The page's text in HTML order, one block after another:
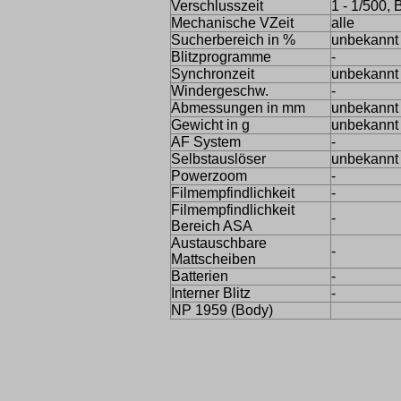
Verschlusszeit
1 - 1/500,
Mechanische VZeit
alle
Sucherbereich in %
unbekannt
Blitzprogramme
-
Synchronzeit
unbekannt
Windergeschw.
-
Abmessungen in mm
unbekannt
Gewicht in g
unbekannt
AF System
-
Selbstauslöser
unbekannt
Powerzoom
-
Filmempfindlichkeit
-
Filmempfindlichkeit
Bereich ASA
-
Austauschbare
Mattscheiben
-
Batterien
-
Interner Blitz
-
NP 1959 (Body)